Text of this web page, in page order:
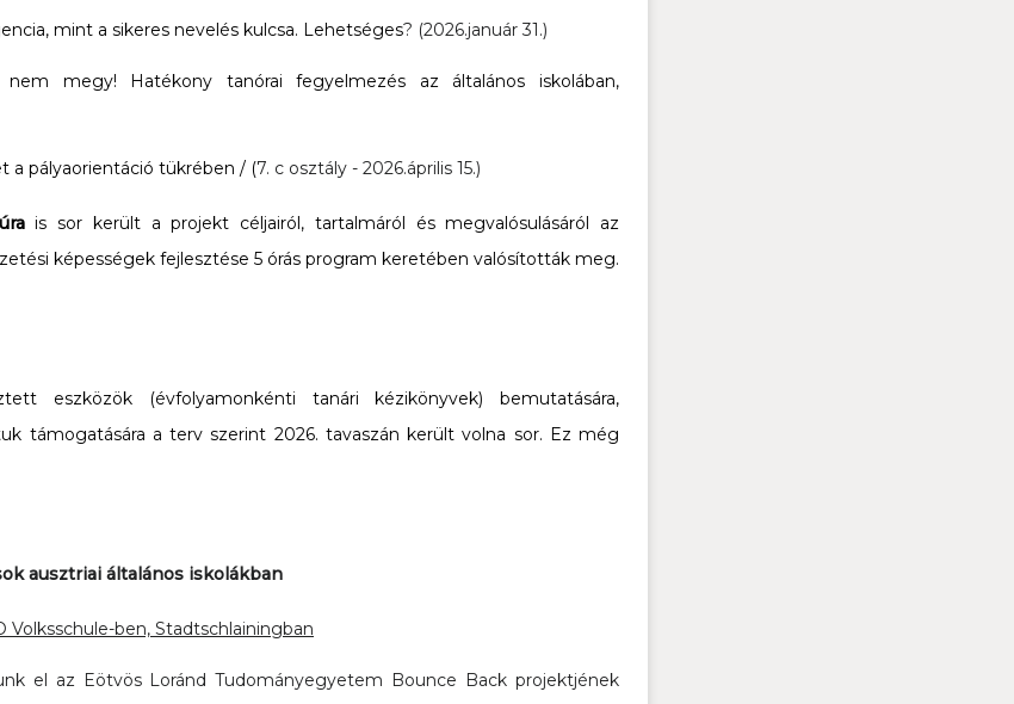
mint a sikeres nevelés kulcsa. Lehetséges? (2026.január 31.)
nem megy! Hatékony tanórai fegyelmezés az általános iskolában,
a pályaorientáció tükrében / (7. c osztály - 2026.április 15.)
is sor került a projekt céljairól, tartalmáról és megvalósulásáról az
képességek fejlesztése 5 órás program keretében valósították meg.
eszközök (évfolyamonkénti tanári kézikönyvek) bemutatására,
támogatására a terv szerint 2026. tavaszán került volna sor. Ez még
ausztriai általános iskolákban
Volksschule-ben, Stadtschlainingban
el az Eötvös Loránd Tudományegyetem Bounce Back projektjének